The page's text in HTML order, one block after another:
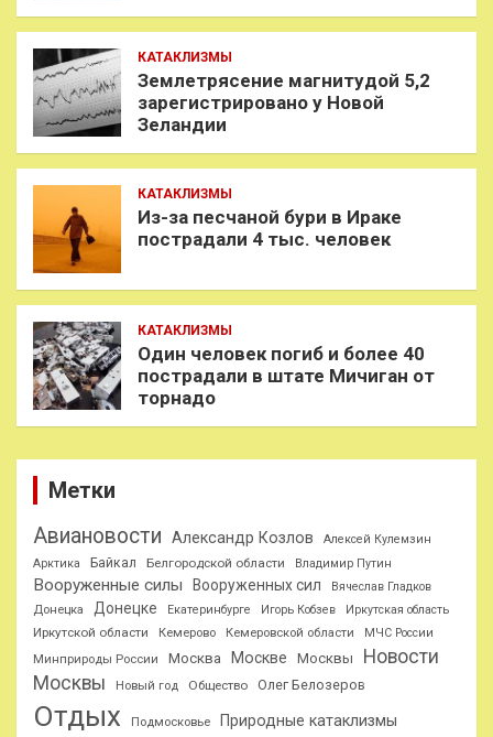
КАТАКЛИЗМЫ
Землетрясение магнитудой 5,2
зарегистрировано у Новой
Зеландии
КАТАКЛИЗМЫ
Из-за песчаной бури в Ираке
пострадали 4 тыс. человек
КАТАКЛИЗМЫ
Один человек погиб и более 40
пострадали в штате Мичиган от
торнадо
Метки
Авиановости Александр Козлов
Алексей Кулемзин
Арктика
Байкал Белгородской области Владимир Путин
Вооруженные силы Вооруженных сил
Вячеслав Гладков
Донецка
Донецке Екатеринбурге Игорь Кобзев Иркутская область
Иркутской области Кемерово Кемеровской области
МЧС России
Минприроды России
Москва Москве Москвы
Новости
Москвы
Новый год Общество Олег Белозеров
Отдых Подмосковье Природные катаклизмы